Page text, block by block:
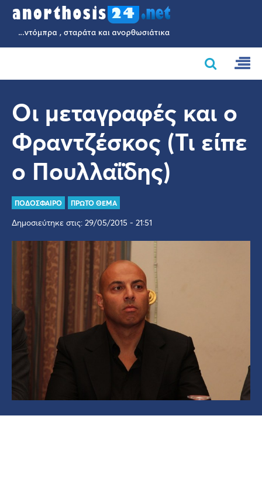
Οι μεταγραφές και ο
Φραντζέσκος (Τι είπε
ο Πουλλαΐδης)
ΠΟΔΟΣΦΑΙΡΟ ΠΡΩΤΟ ΘΕΜΑ
Δημοσιεύτηκε στις: 29/05/2015 - 21:51